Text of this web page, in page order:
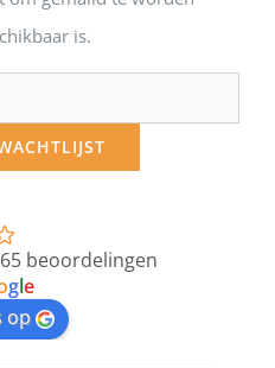
is.
beoordelingen
gle
op